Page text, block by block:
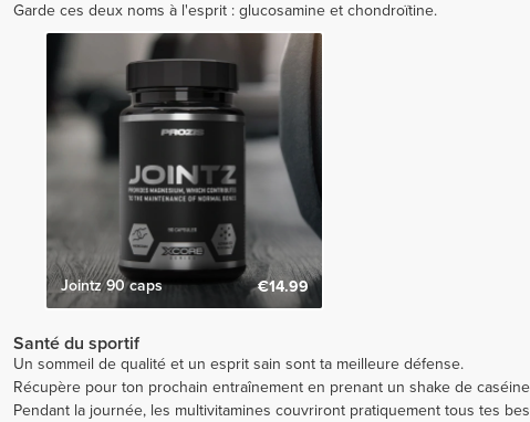
Garde ces deux noms à l'esprit : glucosamine et chondroïtine.
Jointz 90 caps €14.99
Santé du sportif
Un sommeil de qualité et un esprit sain sont ta meilleure défense.
Récupère pour ton prochain entraînement en prenant un shake de
Pendant la journée, les multivitamines couvriront pratiquement tous tes